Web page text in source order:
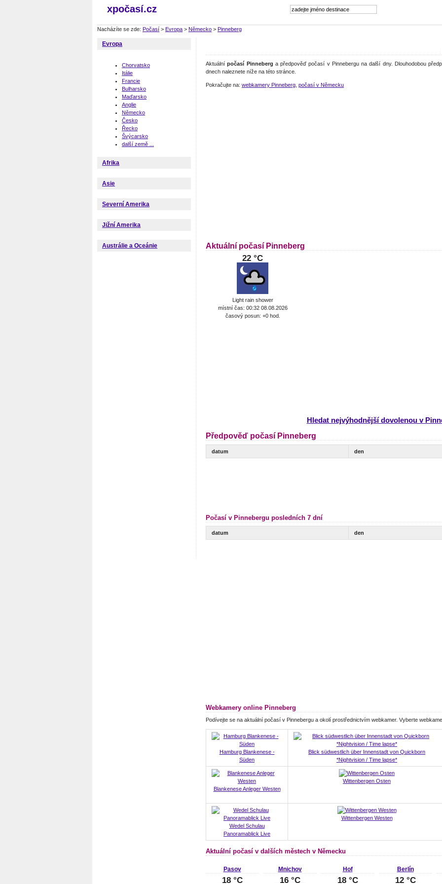
xpočasí.cz
Nacházíte se zde: Počasí > Evropa > Německo > Pinneberg
Evropa
Chorvatsko
Itálie
Francie
Bulharsko
Maďarsko
Anglie
Německo
Česko
Řecko
Švýcarsko
další země ...
Afrika
Asie
Severní Amerika
Jižní Amerika
Austrálie a Oceánie
Aktuálnípočasí Pinneberg a předpověď počasí v Pinnebergu na další dny. Dlouhodobou
dnech naleznete níže na této stránce.
Pokračujte na: webkamery Pinneberg počasí v Německu
Aktuální počasí Pinneberg
22 °C
Light rain shower
místní čas: 00:32 08.08.2026
časový posun: +0 hod.
Hledat nejvýhodnější dovolenou v
Předpověď počasí Pinneberg
datum den
Počasí v Pinnebergu posledních 7 dní
datum den
Webkamery online Pinneberg
Podívejte se na aktuální počasí v Pinnebergu a okolí prostřednictvím webkamer. Vyberte
Hamburg Blankenese -
Süden
Blick südwestlich über Innenstadt von Quickborn
*Nightvision / Time lapse*
Blankenese Anleger Westen
Wittenbergen Osten
Wedel Schulau
Panoramablick Live
Wittenbergen Westen
Aktuální počasí v dalších městech v Německu
Pasov
18 °C
Mnichov
16 °C
Hof
18 °C
Berlín
12 °C